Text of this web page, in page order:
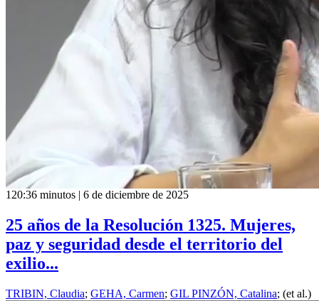
120:36 minutos | 6 de diciembre de 2025
25 años de la Resolución 1325. Mujeres,
paz y seguridad desde el territorio del
exilio...
TRIBIN, Claudia; GEHA, Carmen; GIL PINZÓN, Catalina; (et al.)